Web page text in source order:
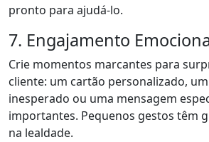
pronto para ajudá-lo.
7. Engajamento
Crie momentos marcantes para
cliente: um cartão personalizado,
inesperado ou uma mensagem
importantes. Pequenos gestos têm
na lealdade.